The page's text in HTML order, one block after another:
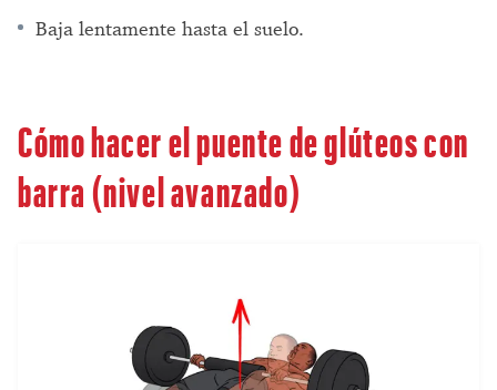
Baja lentamente hasta el suelo.
Cómo hacer el puente de glúteos con
barra (nivel avanzado)